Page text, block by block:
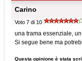
Carino
Voto 7 di 10
una trama essenziale,
Si segue bene ma
Questa opinione è stata